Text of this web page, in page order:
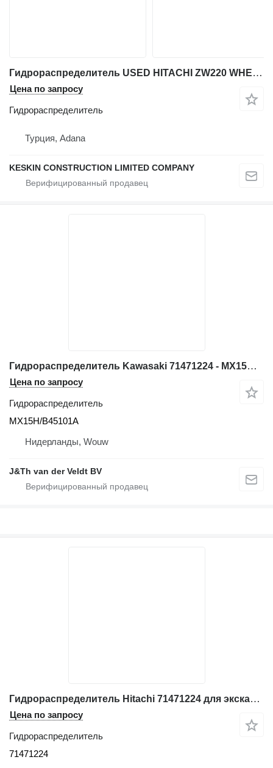
Гидрораспределитель USED HITACHI ZW220 WHEEL LOADER CONTROL VALVE BLOCK для фронтального погрузчика Hitachi ZW 220
Цена по запросу
Гидрораспределитель
Турция, Adana
KESKIN CONSTRUCTION LIMITED COMPANY
Гидрораспределитель Kawasaki 71471224 - MX15H/B45101A для экскаватора Hitachi EX355
Цена по запросу
Гидрораспределитель
MX15H/B45101A
Нидерланды, Wouw
J&Th van der Veldt BV
Гидрораспределитель Hitachi 71471224 для экскаватора Hitachi EX355
Цена по запросу
Гидрораспределитель
71471224